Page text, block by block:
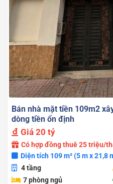
Bán nhà mặt tiền 109m2
dòng tiền ổn định
Giá 20 tỷ
Có hợp đồng thuê 25 triệu/
Diện tích 109 m² (5 m x 21,8
4 tầng
7 phòng ngủ